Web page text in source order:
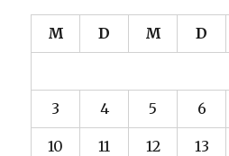
M D M D
3 4 5 6
10 11 12 13